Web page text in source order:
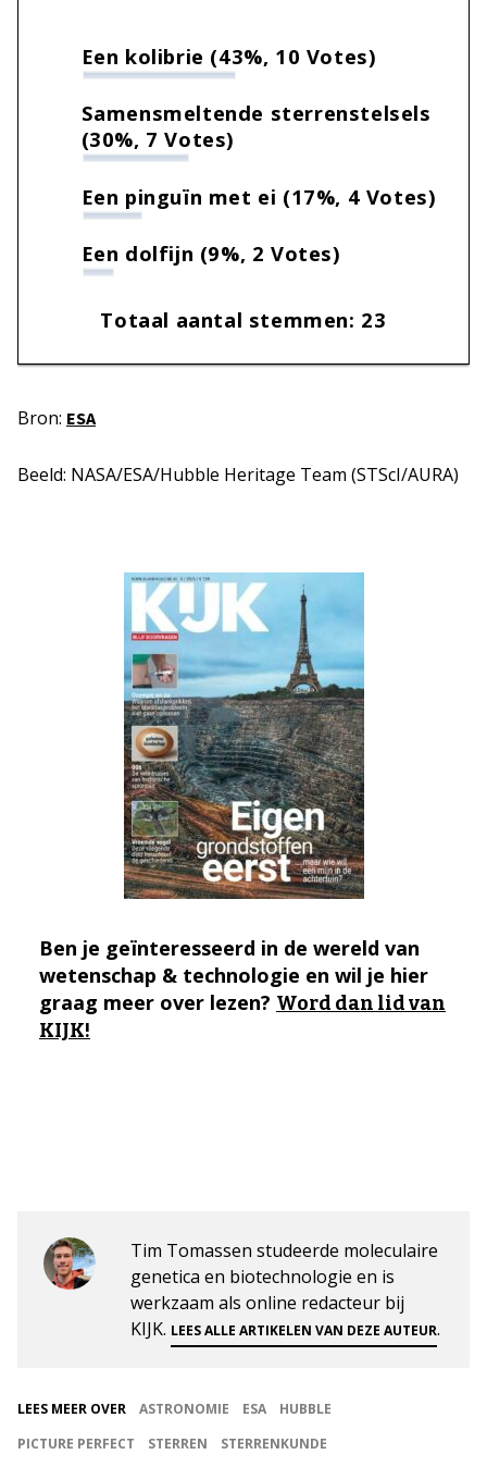
Een kolibrie (43%, 10 Votes)
Samensmeltende sterrenstelsels
(30%, 7 Votes)
Een pinguïn met ei (17%, 4 Votes)
Een dolfijn (9%, 2 Votes)
Totaal aantal stemmen: 23
Bron: ESA
Beeld: NASA/ESA/Hubble Heritage Team (STScI/AURA)
Ben je geïnteresseerd in de wereld van
wetenschap & technologie en wil je hier
graag meer over lezen? Word dan lid van
KIJK!
Tim Tomassen studeerde moleculaire
genetica en biotechnologie en is
werkzaam als online redacteur bij
KIJK. LEES ALLE ARTIKELEN VAN DEZE AUTEUR.
LEES MEER OVER ASTRONOMIE ESA
HUBBLE
PICTURE PERFECT
STERREN
STERRENKUNDE